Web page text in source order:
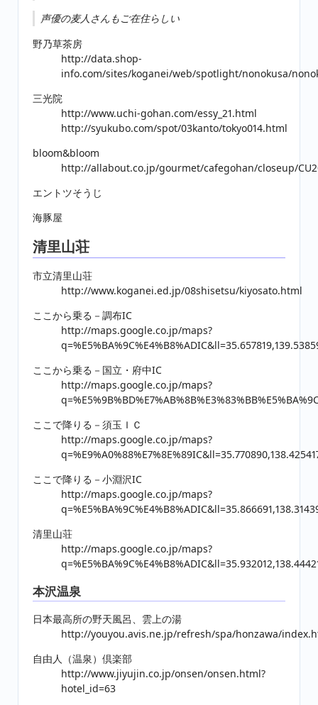
声優の麦人さんもご在住らしい
野乃草茶房
http://data.shop-
info.com/sites/koganei/web/spotlight/nonokusa/
三光院
http://www.uchi-gohan.com/essy_21.html
http://syukubo.com/spot/03kanto/tokyo014.html
bloom&bloom
http://allabout.co.jp/gourmet/cafegohan/closeup/
エントツそうじ
海豚屋
清里山荘
市立清里山荘
http://www.koganei.ed.jp/08shisetsu/kiyosato.html
ここから乗る－調布IC
http://maps.google.co.jp/maps?
ここから乗る－国立・府中IC
http://maps.google.co.jp/maps?
ここで降りる－須玉ＩＣ
http://maps.google.co.jp/maps?
ここで降りる－小淵沢IC
http://maps.google.co.jp/maps?
清里山荘
http://maps.google.co.jp/maps?
本沢温泉
日本最高所の野天風呂、雲上の湯
http://youyou.avis.ne.jp/refresh/spa/honzawa/
自由人（温泉）倶楽部
http://www.jiyujin.co.jp/onsen/onsen.html?
hotel_id=63